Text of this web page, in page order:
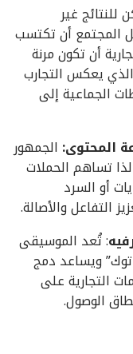
للنتائج غير
المجتمع أن تكتسب
أن تكون مرنة
يعكس التجارب
الجماعية إلى
المحتوى: الجمهور
تساهم الحملات
أو السرد
التفاعل والأصالة.
: تُعد الموسيقى
توك” ويساعد دمج
التجارية على
الوصول.